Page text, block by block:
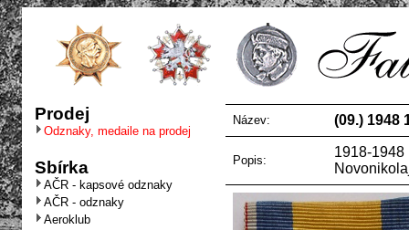
Prodej
Odznaky, medaile na prodej
Sbírka
AČR - kapsové odznaky
AČR - odznaky
Aeroklub
Název: (09.) 1948
Popis:
1918-1948